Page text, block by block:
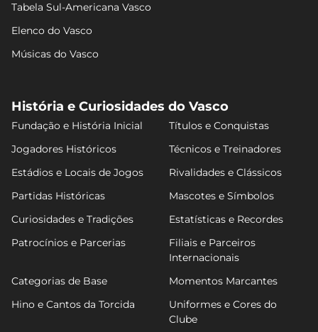
Tabela Sul-Americana Vasco
Elenco do Vasco
Músicas do Vasco
História e Curiosidades do Vasco
Fundação e História Inicial
Títulos e Conquistas
Jogadores Históricos
Técnicos e Treinadores
Estádios e Locais de Jogos
Rivalidades e Clássicos
Partidas Históricas
Mascotes e Símbolos
Curiosidades e Tradições
Estatísticas e Recordes
Patrocínios e Parcerias
Filiais e Parceiros
Internacionais
Categorias de Base
Momentos Marcantes
Hino e Cantos da Torcida
Uniformes e Cores do
Clube